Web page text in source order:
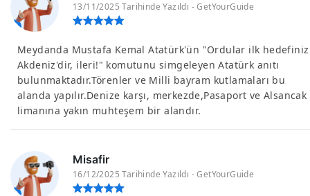
13/11/2025 Tarihinde Yazıldı - GetYourGuide
Meydanda Mustafa Kemal Atatürk'ün "Ordular ilk hedefiniz
Akdeniz'dir, ileri!" komutunu simgeleyen Atatürk anıtı
bulunmaktadır.Törenler ve Milli bayram kutlamaları bu
alanda yapılır.Denize karşı, merkezde,Pasaport ve Alsancak
limanına yakın muhteşem bir alandır.
Misafir
16/12/2025 Tarihinde Yazıldı - GetYourGuide